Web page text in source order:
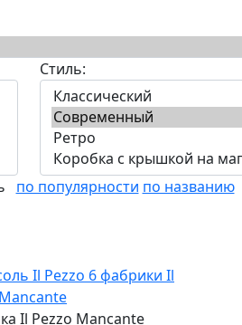
Стиль:
по популярности по названию
Il Pezzo Mancante